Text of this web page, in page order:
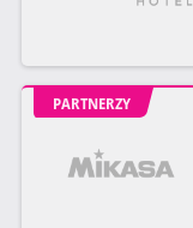
PARTNERZY